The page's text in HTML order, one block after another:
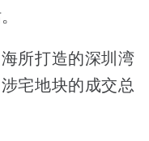
所打造的深圳湾
宅地块的成交总